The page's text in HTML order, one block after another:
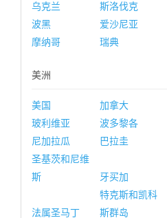
乌克兰
斯洛伐克
波黑
爱沙尼亚
摩纳哥
瑞典
美洲
美国 加拿大
玻利维亚
波多黎各
尼加拉瓜
巴拉圭
圣基茨和尼维
斯
牙买加
法属圣马丁
特克斯和凯科
斯群岛